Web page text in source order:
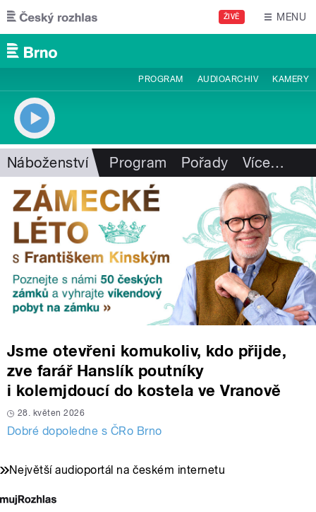
Přejít k hlavnímu obsahu
ŽIVĚ MENU
PROGRAM AUDIOARCHIV KAMERY
Náboženství Program Pořady Více…
Jsme otevřeni komukoliv, kdo přijde,
zve farář Hanslík poutníky
i kolemjdoucí do kostela ve Vranově
28. květen 2026
Dobré dopoledne s ČRo Brno
Největší audioportál na českém internetu